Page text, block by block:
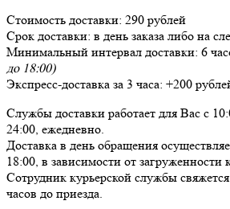
Стоимость доставки: 290 рублей
Срок доставки: в день заказа либо на
Минимальный интервал доставки: 6
до 18:00)
Экспресс-доставка за 3 часа: +200
Службы доставки работает для Вас с
24:00, ежедневно.
Доставка в день обращения
18:00, в зависимости от загруженности
Сотрудник курьерской службы
часов до приезда.